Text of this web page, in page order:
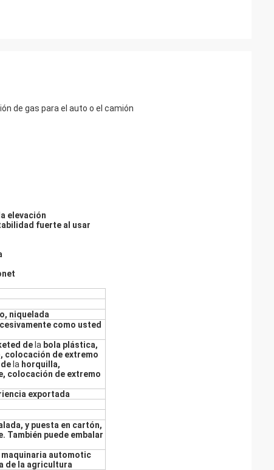
de gas para el auto o el camión
elevación
fuerte al usar
niquelada
como usted
de la bola plástica,
colocación de extremo
la horquilla,
colocación de extremo
exportada
y puesta en cartón,
También puede embalar
automotic
de la agricultura